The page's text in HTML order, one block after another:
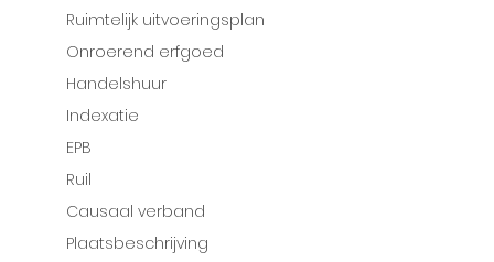
Ruimtelijk uitvoeringsplan
Onroerend erfgoed
Handelshuur
Indexatie
EPB
Ruil
Causaal verband
Plaatsbeschrijving